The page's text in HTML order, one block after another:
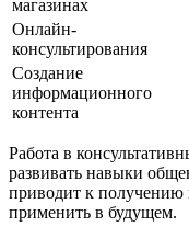
магазинах
Онлайн-
консультирования
Создание
информационного
контента
Работа в
развивать навыки
приводит к получению
применить в будущем.